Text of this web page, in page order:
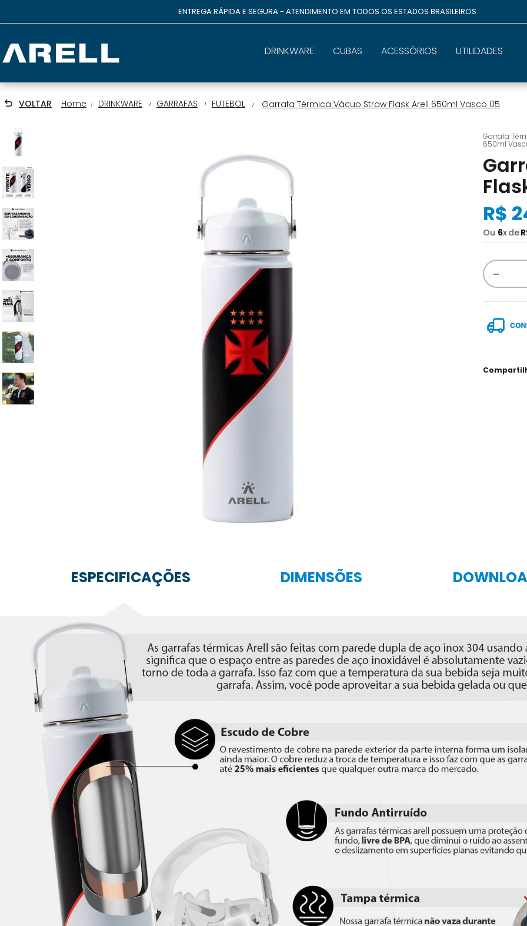
ENTREGA RÁPIDA E SEGURA - ATENDIMENTO EM TODOS OS ESTADOS BRASILEIROS
DRINKWARE CUBAS ACESSÓRIOS UTILIDADES
VOLTAR DRINKWARE GARRAFAS FUTEBOL Garrafa Térmica Vácuo Straw Flask Arell 650ml Vasco 05
Garrafa
650ml
R$
Ou 6x
－
ESPECIFICAÇÕES DIMENSÕES